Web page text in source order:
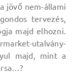
jövő nem-állami
tervezés,
majd elhozni.
utalvány-
majd, mint a